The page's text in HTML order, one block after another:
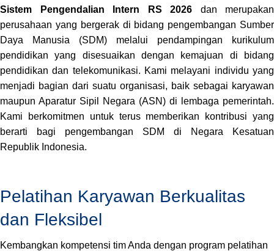
Sistem Pengendalian Intern RS 2026 dan merupakan
perusahaan yang bergerak di bidang pengembangan Sumber
Daya Manusia (SDM) melalui pendampingan kurikulum
pendidikan yang disesuaikan dengan kemajuan di bidang
pendidikan dan telekomunikasi. Kami melayani individu yang
menjadi bagian dari suatu organisasi, baik sebagai karyawan
maupun Aparatur Sipil Negara (ASN) di lembaga pemerintah.
Kami berkomitmen untuk terus memberikan kontribusi yang
berarti bagi pengembangan SDM di Negara Kesatuan
Republik Indonesia.
Pelatihan Karyawan Berkualitas
dan Fleksibel
Kembangkan kompetensi tim Anda dengan program pelatihan